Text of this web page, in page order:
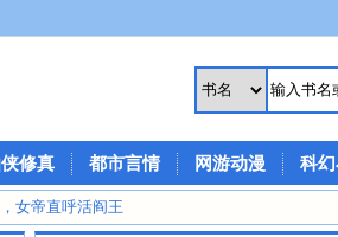
修真 都市言情 网游动漫 科
女帝直呼活阎王